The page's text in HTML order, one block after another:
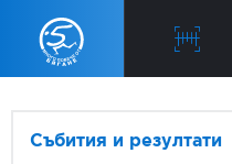
Събития и резултати